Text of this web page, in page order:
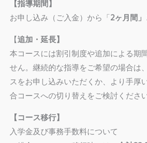
【指導期間】
お申し込み（ご入金）から「2ヶ月間」
【追加・延長】
本コースには割引制度や追加による期
せん。継続的な指導をご希望の場合は
スをお申し込みいただくか、より手厚
合コースへの切り替えをご検討ください
【コース移行】
入学金及び事務手数料について